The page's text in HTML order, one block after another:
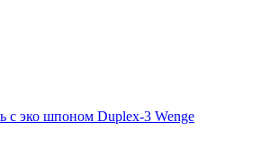
с эко шпоном Duplex-3 Wenge